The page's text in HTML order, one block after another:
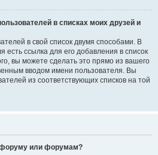
в списках моих друзей и
в свой список двумя способами. В
есть ссылка для его добавления в список
вы можете сделать это прямо из вашего
вводом имени пользователя. Вы
из соответствующих списков на той
форуму или форумам?